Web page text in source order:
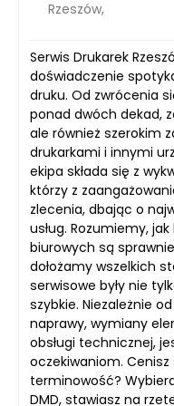
Rzeszów,
Serwis Drukarek
doświadczenie
druku. Od zwrócenia
ponad dwóch dekad,
ale również szerokim
drukarkami i innymi
ekipa składa się z
którzy z
zlecenia, dbając o
usług. Rozumiemy,
biurowych są
dołożamy wszelkich
serwisowe były nie
szybkie. Niezależnie
naprawy, wymiany
obsługi technicznej,
oczekiwaniom.
terminowość?
DMD, stawiasz na